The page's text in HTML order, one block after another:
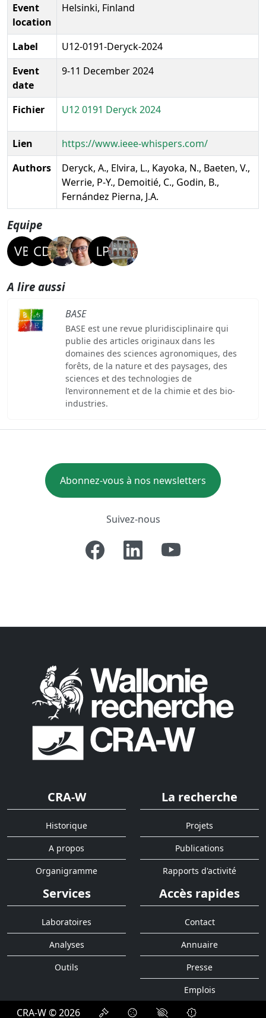
Event
location
Helsinki, Finland
Label
U12-0191-Deryck-2024
Event
date
9-11 December 2024
Fichier U12 0191 Deryck 2024
Lien
https://www.ieee-whispers.com/
Authors
Deryck, A., Elvira, L., Kayoka, N., Baeten, V.,
Werrie, P-Y., Demoitié, C., Godin, B.,
Fernández Pierna, J.A.
Equipe
A lire aussi
BASE
BASE est une revue pluridisciplinaire qui
publie des articles originaux dans les
domaines des sciences agronomiques, des
forêts, de la nature et des paysages, des
sciences et des technologies de
l’environnement et de la chimie et des bio-
industries.
Abonnez-vous à nos newsletters
Suivez-nous
CRA-W
Historique
A propos
Organigramme
La recherche
Projets
Publications
Rapports d'activité
Services
Laboratoires
Analyses
Outils
Accès rapides
Contact
Annuaire
Presse
Emplois
CRA-W © 2026